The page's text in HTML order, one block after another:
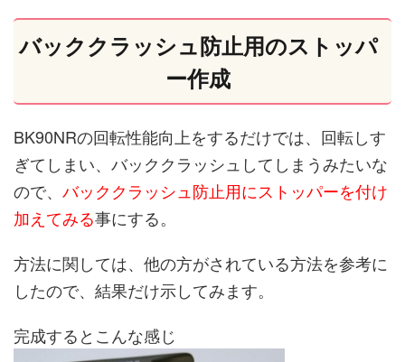
バッククラッシュ防止用のストッパ
ー作成
BK90NRの回転性能向上をするだけでは、回転しす
ぎてしまい、バッククラッシュしてしまうみたいな
ので、 バッククラッシュ防止用にストッパーを付け
加えてみる事にする。
方法に関しては、他の方がされている方法を参考に
したので、結果だけ示してみます。
完成するとこんな感じ